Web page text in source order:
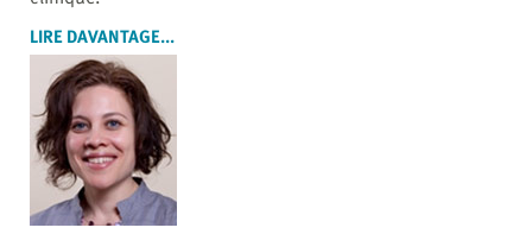
LIRE DAVANTAGE...